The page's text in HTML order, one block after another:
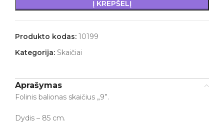
Į KREPŠELĮ
Produkto kodas: 10199
Kategorija: Skaičiai
Aprašymas
Folinis balionas skaičius „9”.
Dydis – 85 cm.